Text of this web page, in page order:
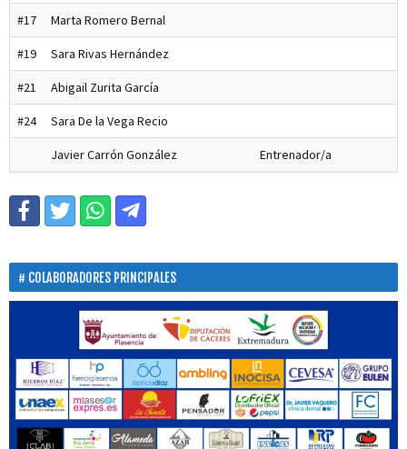
#17 Marta Romero Bernal
#19 Sara Rivas Hernández
#21 Abigail Zurita García
#24 Sara De la Vega Recio
Javier Carrón González Entrenador/a
COLABORADORES PRINCIPALES